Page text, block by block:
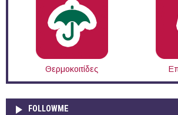
Θερμοκοιτίδες
FOLLOWME